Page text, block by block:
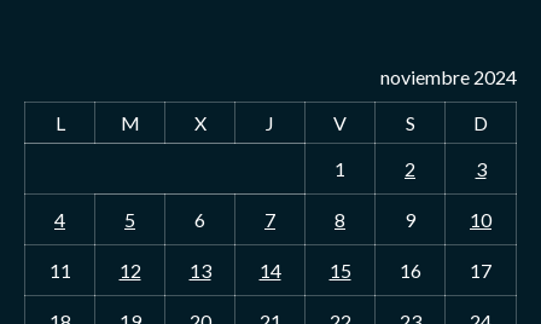
noviembre 2024
L
M X J V S
D
1
2 3
4 5 6 7 8 9 10
11 12 13 14 15 16 17